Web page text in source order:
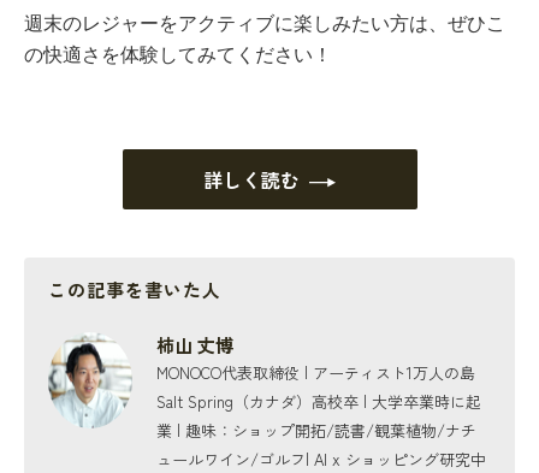
週末のレジャーをアクティブに楽しみたい方は、ぜひこ
の快適さを体験してみてください！
詳しく読む
この記事を書いた人
柿山 丈博
MONOCO代表取締役 | アーティスト1万人の島
Salt Spring（カナダ）高校卒 | 大学卒業時に起
業 | 趣味：ショップ開拓/読書/観葉植物/ナチ
ュールワイン/ゴルフ| AI x ショッピング研究中